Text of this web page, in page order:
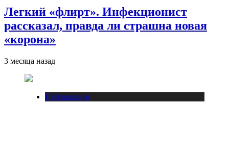
Легкий «флирт». Инфекционист
рассказал, правда ли страшна новая
«корона»
3 месяца назад
Публикации